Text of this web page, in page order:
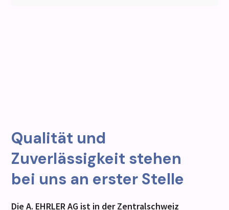
Qualität und
Zuverlässigkeit stehen
bei uns an erster Stelle
Die A. EHRLER AG ist in der Zentralschweiz